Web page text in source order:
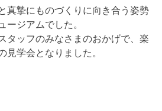
真摯にものづくりに向き合う姿勢
ージアムでした。
タッフのみなさまのおかげで、楽
見学会となりました。